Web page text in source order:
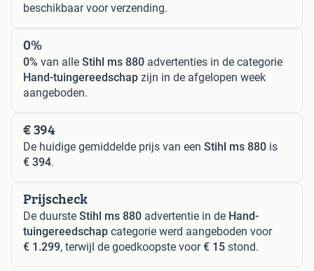
beschikbaar voor verzending.
0%
0% van alle Stihl ms 880 advertenties in de categorie
Hand-tuingereedschap zijn in de afgelopen week
aangeboden.
€ 394
De huidige gemiddelde prijs van een Stihl ms 880 is
€ 394.
Prijscheck
De duurste Stihl ms 880 advertentie in de Hand-
tuingereedschap categorie werd aangeboden voor
€ 1.299, terwijl de goedkoopste voor€ 15 stond.